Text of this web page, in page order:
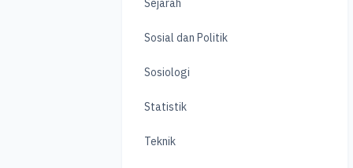
Sejarah
Sosial dan Politik
Sosiologi
Statistik
Teknik